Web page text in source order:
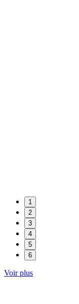
1
2
3
4
5
6
Voir plus